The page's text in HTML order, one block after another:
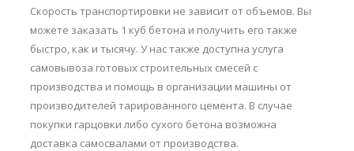
Скорость транспортировки не зависит от объемов. Вы
можете заказать 1 куб бетона и получить его также
быстро, как и тысячу. У нас также доступна услуга
самовывоза готовых строительных смесей с
производства и помощь в организации машины от
производителей тарированного цемента. В случае
покупки гарцовки либо сухого бетона возможна
доставка самосвалами от производства.